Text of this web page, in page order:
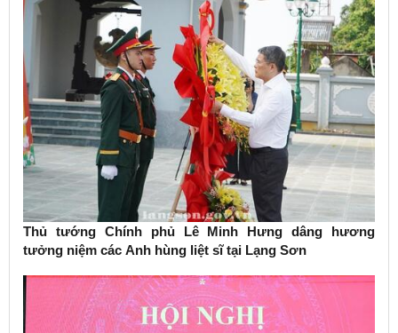
Thủ tướng Chính phủ Lê Minh Hưng dâng hương
tưởng niệm các Anh hùng liệt sĩ tại Lạng Sơn